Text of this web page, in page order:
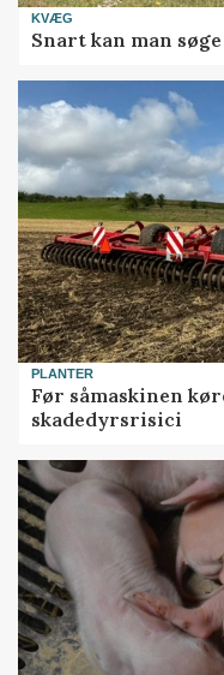
KVÆG
Snart kan man
PLANTER
Før såmaskinen
skadedyrsrisici